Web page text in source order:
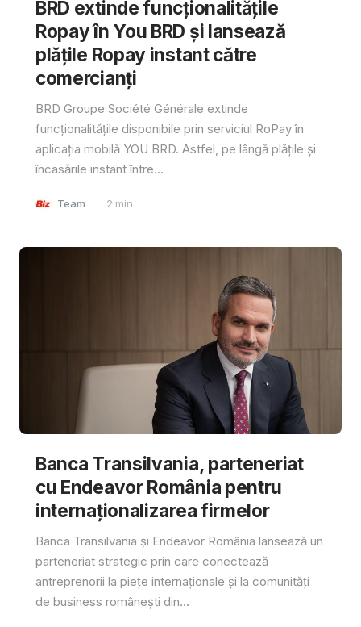
BRD extinde funcționalitățile
Ropay în You BRD și lansează
plățile Ropay instant către
comercianți
BRD Groupe Société Générale extinde
funcționalitățile disponibile prin serviciul RoPay în
aplicația mobilă YOU BRD. Astfel, pe lângă plățile și
încasările instant între...
Team 2 min
Banca Transilvania, parteneriat
cu Endeavor România pentru
internaționalizarea firmelor
Banca Transilvania și Endeavor România lansează un
parteneriat strategic prin care conectează
antreprenorii la piețe internaționale și la comunități
de business românești din...